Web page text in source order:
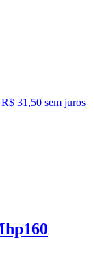
R$ 31,50 sem juros